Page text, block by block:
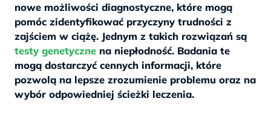
nowe możliwości diagnostyczne, które mogą
pomóc zidentyfikować przyczyny trudności z
zajściem w ciążę. Jednym z takich rozwiązań są
testy genetyczne na niepłodność. Badania te
mogą dostarczyć cennych informacji, które
pozwolą na lepsze zrozumienie problemu oraz na
wybór odpowiedniej ścieżki leczenia.